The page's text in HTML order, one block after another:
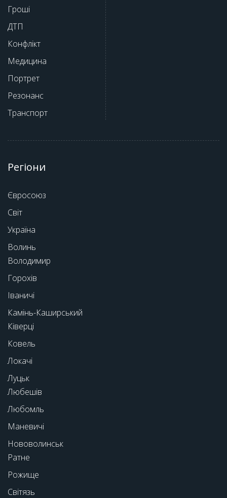
Гроші
ДТП
Конфлікт
Медицина
Портрет
Резонанс
Транспорт
Регіони
Євросоюз
Світ
Україна
Волинь
Володимир
Горохів
Іваничі
Камінь-Каширський
Ківерці
Ковель
Локачі
Луцьк
Любешів
Любомль
Маневичі
Нововолинськ
Ратне
Рожище
Світязь